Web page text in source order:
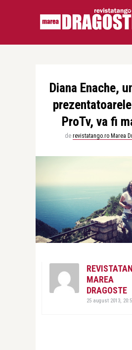
Diana Enache,
ProTv, va fi
de revistatango.ro Marea
MAREA
DRAGOSTE
25 august 2013,